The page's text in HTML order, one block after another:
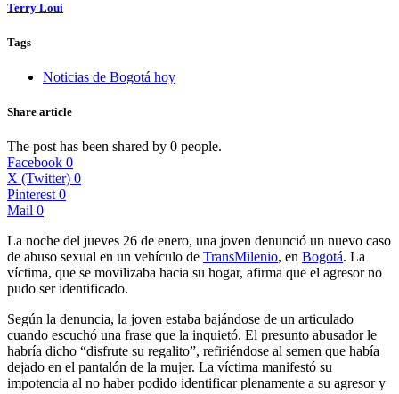
Terry Loui
Tags
Noticias de Bogotá hoy
Share article
The post has been shared by 0 people.
Facebook 0
X (Twitter) 0
Pinterest 0
Mail 0
La noche del jueves 26 de enero, una joven denunció un nuevo caso
de abuso sexual en un vehículo de TransMilenio, en Bogotá. La
víctima, que se movilizaba hacia su hogar, afirma que el agresor no
pudo ser identificado.
Según la denuncia, la joven estaba bajándose de un articulado
cuando escuchó una frase que la inquietó. El presunto abusador le
habría dicho “disfrute su regalito”, refiriéndose al semen que había
dejado en el pantalón de la mujer. La víctima manifestó su
impotencia al no haber podido identificar plenamente a su agresor y